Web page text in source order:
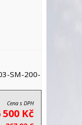
SM-200-
Cena s DPH
500 Kč